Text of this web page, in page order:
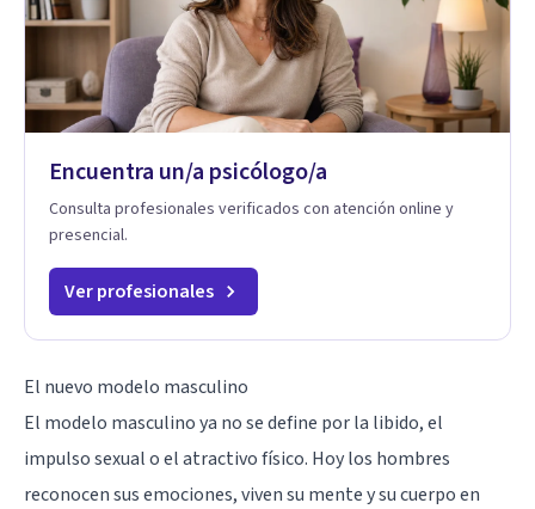
Encuentra un/a psicólogo/a
Consulta profesionales verificados con atención online y
presencial.
Ver profesionales
El nuevo modelo masculino
El modelo masculino ya no se define por la libido, el
impulso sexualo el atractivo físico. Hoy los hombres
reconocen sus emociones, viven su mente y su cuerpo en